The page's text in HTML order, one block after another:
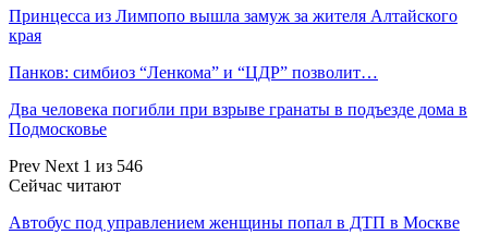
Принцесса из Лимпопо вышла замуж за жителя Алтайского
края
Панков: симбиоз “Ленкома” и “ЦДР” позволит…
Два человека погибли при взрыве гранаты в подъезде дома в
Подмосковье
Prev Next 1 из 546
Сейчас читают
Автобус под управлением женщины попал в ДТП в Москве